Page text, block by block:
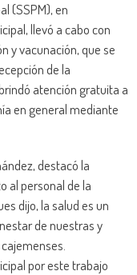
(SSPM), en
llevó a cabo con
y vacunación, que se
de la
atención gratuita a
en general mediante
destacó la
al personal de la
dijo, la salud es un
de nuestras y
por este trabajo